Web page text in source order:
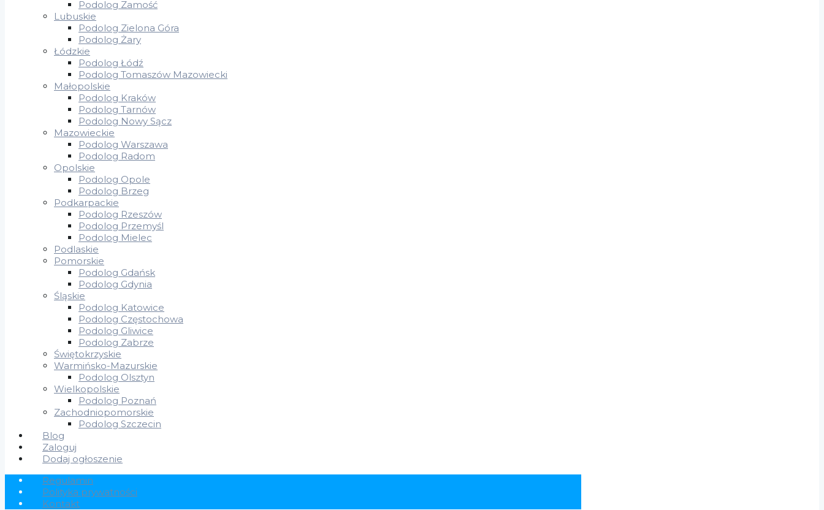
Podolog Zamość
Lubuskie
Podolog Zielona Góra
Podolog Żary
Łódzkie
Podolog Łódź
Podolog Tomaszów Mazowiecki
Małopolskie
Podolog Kraków
Podolog Tarnów
Podolog Nowy Sącz
Mazowieckie
Podolog Warszawa
Podolog Radom
Opolskie
Podolog Opole
Podolog Brzeg
Podkarpackie
Podolog Rzeszów
Podolog Przemyśl
Podolog Mielec
Podlaskie
Pomorskie
Podolog Gdańsk
Podolog Gdynia
Śląskie
Podolog Katowice
Podolog Częstochowa
Podolog Gliwice
Podolog Zabrze
Świętokrzyskie
Warmińsko-Mazurskie
Podolog Olsztyn
Wielkopolskie
Podolog Poznań
Zachodniopomorskie
Podolog Szczecin
Blog
Zaloguj
Dodaj ogłoszenie
Regulamin
Polityka prywatności
Kontakt